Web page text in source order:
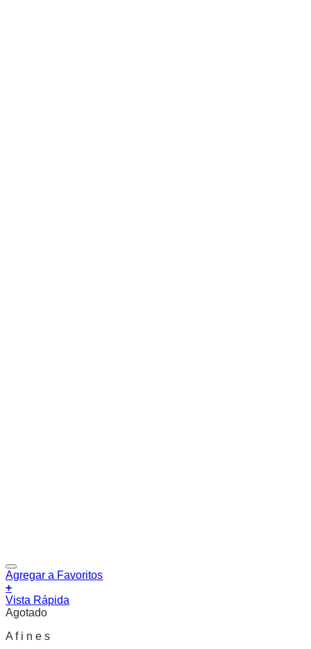
Agregar a Favoritos
+
Vista Rápida
Agotado
A f i n e s